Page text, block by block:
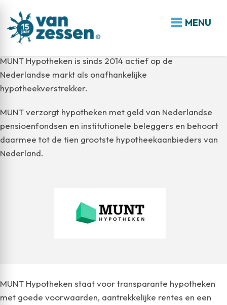
MENU
Munt Hypotheken
MUNT Hypotheken is sinds 2014 actief op de
Nederlandse markt als onafhankelijke
hypotheekverstrekker.
MUNT verzorgt hypotheken met geld van Nederlandse
pensioenfondsen en institutionele beleggers en behoort
daarmee tot de tien grootste hypotheekaanbieders van
Nederland.
MUNT Hypotheken staat voor transparante hypotheken
met goede voorwaarden, aantrekkelijke rentes en een